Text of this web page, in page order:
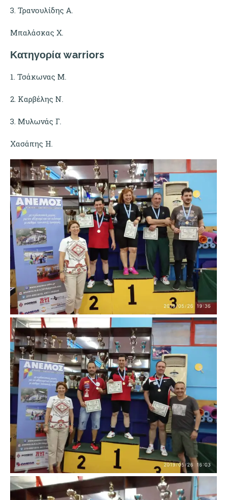
3. Τρανουλίδης Α.
Μπαλάσκας Χ.
Κατηγορία warriors
1. Τσάκωνας Μ.
2. Καρβέλης Ν.
3. Μυλωνάς Γ.
Χασάπης Η.